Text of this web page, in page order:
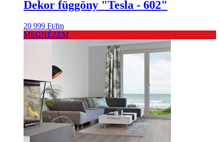
999 Ft
Dekor függöny "Tesla - 602"
20 999 Ft/fm
MEGNÉZEM